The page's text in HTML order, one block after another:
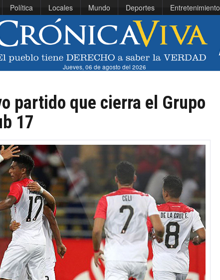
Política Locales Mundo Deportes Entretenimiento
Jueves, 06 de agosto del 2026
partido que cierra el Grupo
17